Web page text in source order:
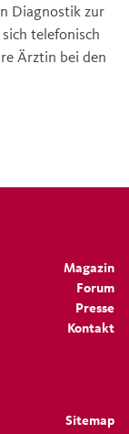
Diagnostik zur
telefonisch
Ärztin bei den
Magazin
Forum
Presse
Kontakt
Sitemap